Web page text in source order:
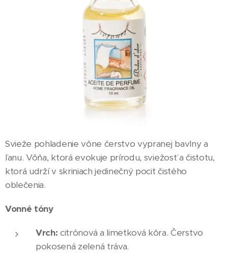
Svieže pohladenie vône čerstvo vypranej bavlny a
ľanu. Vôňa, ktorá evokuje prírodu, sviežosť a čistotu,
ktorá udrží v skriniach jedinečný pocit čistého
oblečenia.
Vonné tóny
Vrch:citrónová a limetková kôra. Čerstvo
pokosená zelená tráva.